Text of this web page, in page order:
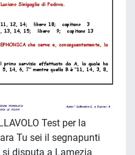
Test per la
Tu sei il segnapunti
disputa a Lamezia